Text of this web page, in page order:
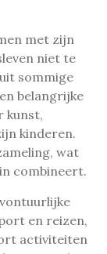
met zijn
niet te
sommige
belangrijke
kunst,
kinderen.
wat
combineert.
en reizen,
activiteiten